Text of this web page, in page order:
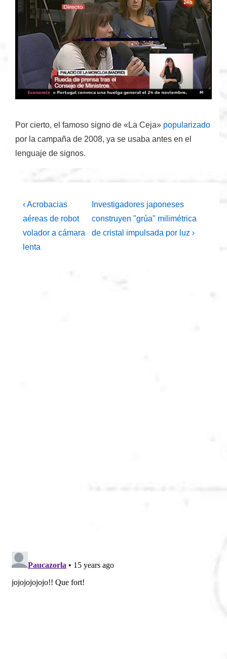
Por cierto, el famoso signo de «La Ceja» popularizado
por la campaña de 2008, ya se usaba antes en el
lenguaje de signos.
Navegación
de
entradas
La
entrada
anterior
es
‹ Acrobacias
aéreas de robot
volador a cámara
lenta
La
entrada
siguiente
Investigadores japoneses
construyen "grúa" milimétrica
de cristal impulsada por luz ›